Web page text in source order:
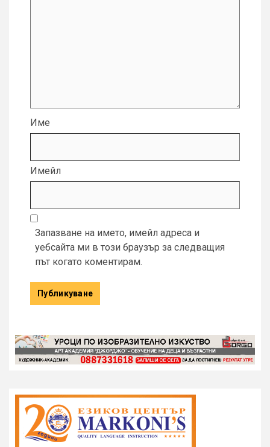
Име
Имейл
Запазване на името, имейл адреса и
уебсайта ми в този браузър за следващия
път когато коментирам.